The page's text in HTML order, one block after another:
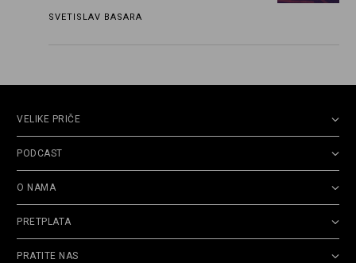
SVETISLAV BASARA
VELIKE PRIČE
PODCAST
O NAMA
PRETPLATA
PRATITE NAS